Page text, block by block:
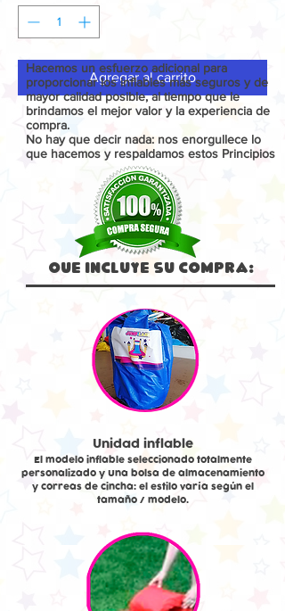
Agregar al carrito
Hacemos un esfuerzo adicional para
proporcionar los inflables más seguros y de
mayor calidad posible, al tiempo que le
brindamos el mejor valor y la experiencia de
compra.
No hay que decir nada: nos enorgullece lo
que hacemos y respaldamos estos Principios
Que Incluye su compra:
Unidad inflable
El modelo inflable seleccionado totalmente
personalizado y Una bolsa de almacenamiento
y correas de cincha: el estilo varía según el
tamaño / modelo.